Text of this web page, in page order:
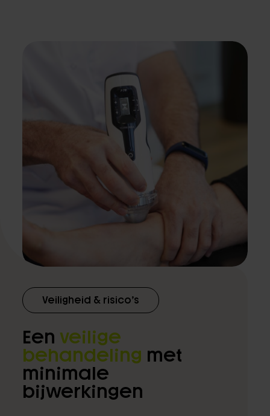
Veiligheid & risico’s
Eenveilige
behandeling met
minimale
bijwerkingen